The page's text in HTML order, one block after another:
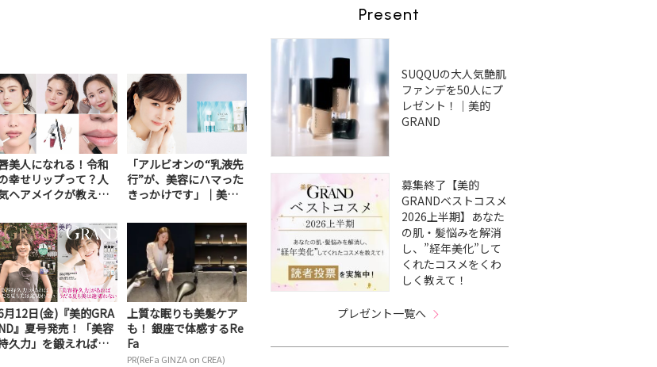
美人になれる！令和
幸せリップって？人
ヘアメイクが教える
「アルビオンの“乳液先
行”が、美容にハマった
きっかけです」｜美容
月12日(金)『美的GRA
』夏号発売！「美容
久力」を鍛えれば、
上質な眠りも美髪ケア
も！ 銀座で体感するRe
Fa
PR(ReFa GINZA on CREA)
Present
SUQQUの大人気艶肌
ファンデを50人にプ
レゼント！｜美的
GRAND
募集終了【美的
GRANDベストコスメ
2026上半期】あなた
の肌・髪悩みを解消
し、”経年美化”して
くれたコスメをくわ
しく教えて！
プレゼント一覧へ